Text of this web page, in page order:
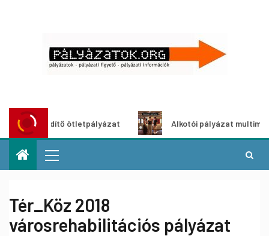
ötletpályázat Alkotói pályázat multimédia-
Tér_Köz 2018
városrehabilitációs pályázat